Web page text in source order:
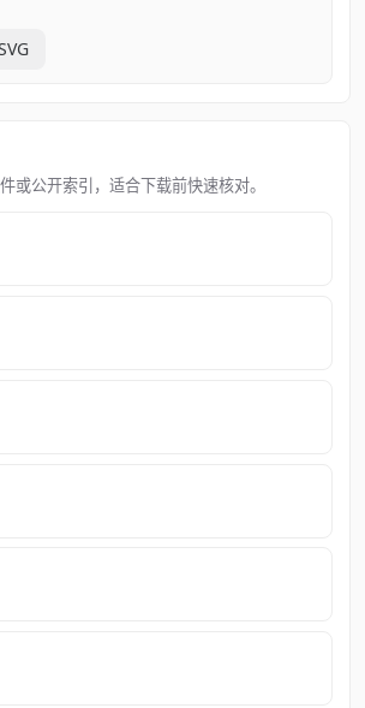
或公开索引，适合下载前快速核对。